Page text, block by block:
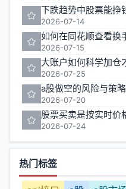
下跌趋势中股票能挣
2026-07-14
如何在同花顺查看换
2026-07-15
大账户如何科学加仓
2026-07-25
a股做空的风险与策略
2026-07-20
股票买卖是按实时价
2026-07-24
热门标签